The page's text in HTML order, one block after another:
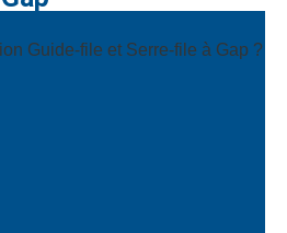
Guide-file et Serre-file à Gap ?